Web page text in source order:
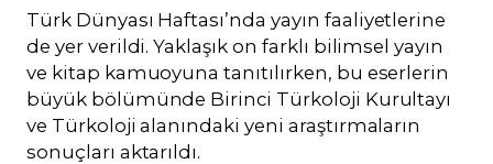
Türk Dünyası Haftası’nda yayın faaliyetlerine
de yer verildi. Yaklaşık on farklı bilimsel yayın
ve kitap kamuoyuna tanıtılırken, bu eserlerin
büyük bölümünde Birinci Türkoloji Kurultayı
ve Türkoloji alanındaki yeni araştırmaların
sonuçları aktarıldı.